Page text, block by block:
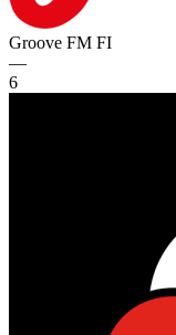
Groove FM FI
—
6